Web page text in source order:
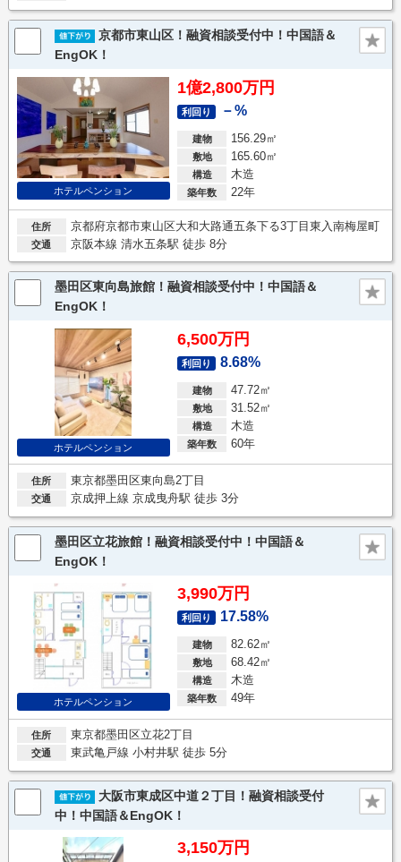
京都市東山区！融資相談受付中！中国語＆
EngOK！
ホテルペンション
1億2,800万円
利回り －%
建物 156.29㎡
敷地 165.60㎡
構造 木造
築年数 22年
住所 京都府京都市東山区大和大路通五条下る3丁目東入南梅屋町
交通 京阪本線 清水五条駅 徒歩 8分
墨田区東向島旅館！融資相談受付中！中国語＆
EngOK！
ホテルペンション
6,500万円
利回り 8.68%
建物 47.72㎡
敷地 31.52㎡
構造 木造
築年数 60年
住所 東京都墨田区東向島2丁目
交通 京成押上線 京成曳舟駅 徒歩 3分
墨田区立花旅館！融資相談受付中！中国語＆
EngOK！
ホテルペンション
3,990万円
利回り 17.58%
建物 82.62㎡
敷地 68.42㎡
構造 木造
築年数 49年
住所 東京都墨田区立花2丁目
交通 東武亀戸線 小村井駅 徒歩 5分
大阪市東成区中道２丁目！融資相談受付
中！中国語＆EngOK！
3,150万円